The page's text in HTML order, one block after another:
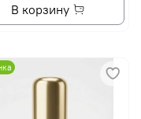
В корзину